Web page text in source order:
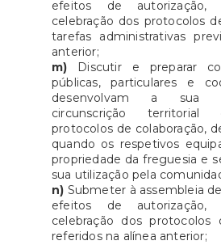
efeitos de autorização,
celebração dos protocolos
tarefas administrativas
anterior;
m) Discutir e preparar
públicas, particulares e
desenvolvam a sua
circunscrição territorial
protocolos de colaboração,
quando os respetivos
propriedade da freguesia e
sua utilização pela
n) Submeter à assembleia
efeitos de autorização,
celebração dos protocolos
referidos na alínea anterior;